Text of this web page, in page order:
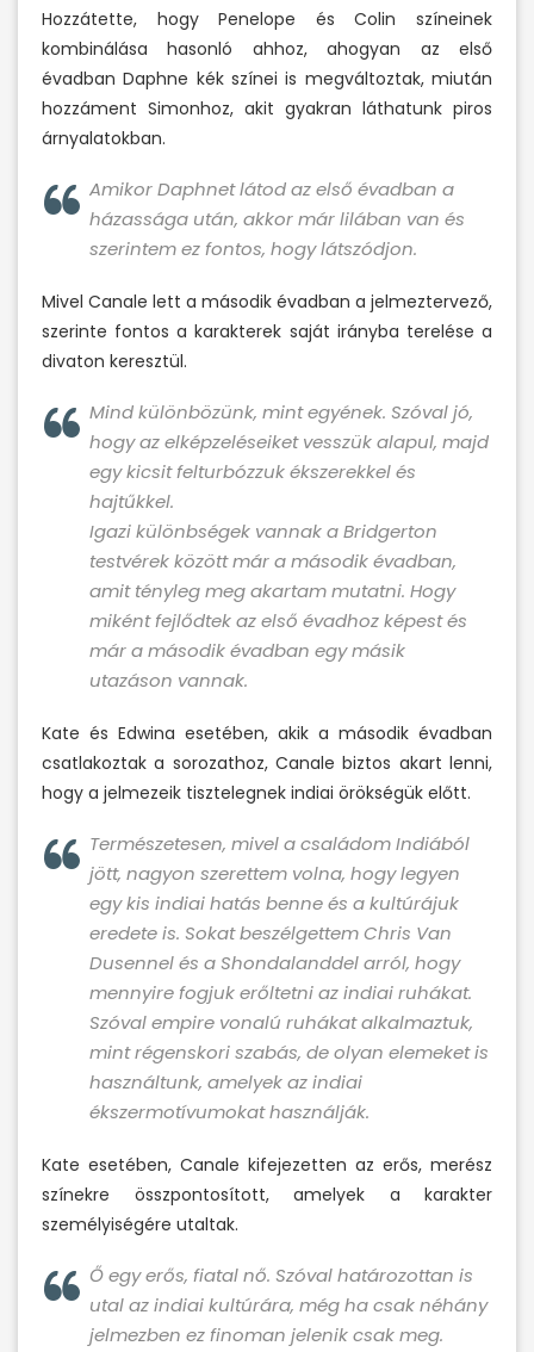
Hozzátette, hogy Penelope és Colin színeinek
kombinálása hasonló ahhoz, ahogyan az első
évadban Daphne kék színei is megváltoztak, miután
hozzáment Simonhoz, akit gyakran láthatunk piros
árnyalatokban.
Amikor Daphnet látod az első évadban a
házassága után, akkor már lilában van és
szerintem ez fontos, hogy látszódjon.
Mivel Canale lett a második évadban a jelmeztervező,
szerinte fontos a karakterek saját irányba terelése a
divaton keresztül.
Mind különbözünk, mint egyének. Szóval jó,
hogy az elképzeléseiket vesszük alapul, majd
egy kicsit felturbózzuk ékszerekkel és
hajtűkkel.
Igazi különbségek vannak a Bridgerton
testvérek között már a második évadban,
amit tényleg meg akartam mutatni. Hogy
miként fejlődtek az első évadhoz képest és
már a második évadban egy másik
utazáson vannak.
Kate és Edwina esetében, akik a második évadban
csatlakoztak a sorozathoz, Canale biztos akart lenni,
hogy a jelmezeik tisztelegnek indiai örökségük előtt.
Természetesen, mivel a családom Indiából
jött, nagyon szerettem volna, hogy legyen
egy kis indiai hatás benne és a kultúrájuk
eredete is. Sokat beszélgettem Chris Van
Dusennel és a Shondalanddel arról, hogy
mennyire fogjuk erőltetni az indiai ruhákat.
Szóval empire vonalú ruhákat alkalmaztuk,
mint régenskori szabás, de olyan elemeket is
használtunk, amelyek az indiai
ékszermotívumokat használják.
Kate esetében, Canale kifejezetten az erős, merész
színekre összpontosított, amelyek a karakter
személyiségére utaltak.
Ő egy erős, fiatal nő. Szóval határozottan is
utal az indiai kultúrára, még ha csak néhány
jelmezben ez finoman jelenik csak meg.